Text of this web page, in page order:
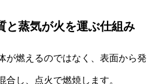
と蒸気が火を運ぶ仕組み
が燃えるのではなく、表面から発
合し、点火で燃焼します。